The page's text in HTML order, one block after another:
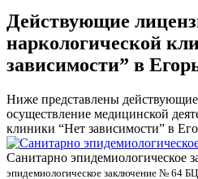
Действующие
наркологической
зависимости” в
Ниже представлены
осуществление медицинской
клиники “Нет зависимости” в
Санитарно эпидемиологическое
эпидемиологическое заключение № 64